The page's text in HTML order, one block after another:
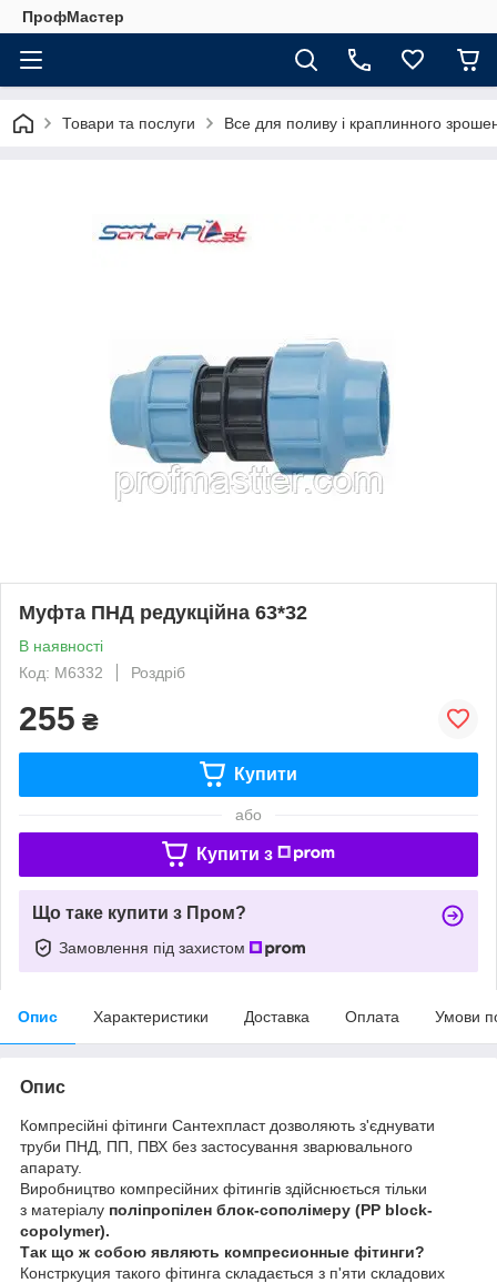
ПрофМастер
Товари та послуги Все для поливу і краплинного
Муфта ПНД редукційна 63*32
В наявності
Код: М6332
Роздріб
255 ₴
Купити
або
Купити з
Що таке купити з Пром?
Замовлення під захистом
Опис Характеристики Доставка Оплата Умови
Опис
Компресійні фітинги Сантехпласт дозволяють з'єднувати
труби ПНД, ПП, ПВХ без застосування зварювального
апарату.
Виробництво компресійних фітингів здійснюється тільки
з матеріалу поліпропілен блок-сополімеру (PP block-
copolymer).
Так що ж собою являють компресионные фітинги?
Констркуция такого фітинга складається з п'яти складових